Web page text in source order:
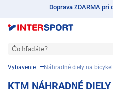
Doprava ZDARMA pri
Čo hľadáte?
Vybavenie Náhradné diely na bicykel
KTM NÁHRADNÉ